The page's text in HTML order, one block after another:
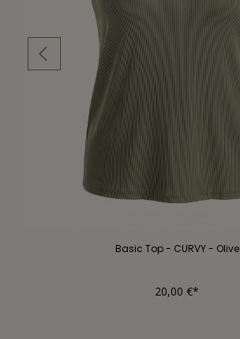
Basic Top - CURVY - Olive
20,00 €*